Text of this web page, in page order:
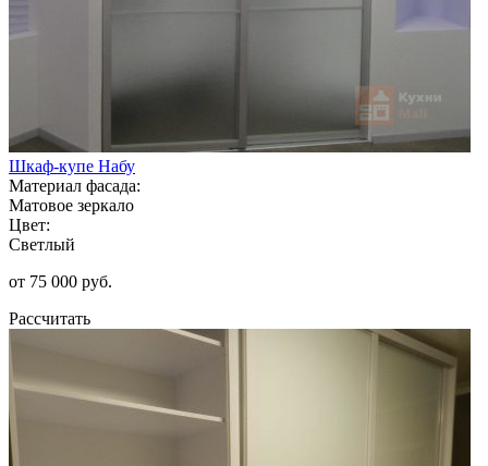
Шкаф-купе Набу
Материал фасада:
Матовое зеркало
Цвет:
Светлый
от 75 000 руб.
Рассчитать